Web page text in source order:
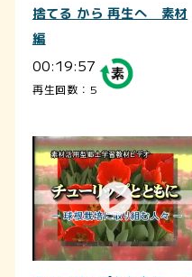
捨てる から 再生へ 素材
編
00:19:57
再生回数：5